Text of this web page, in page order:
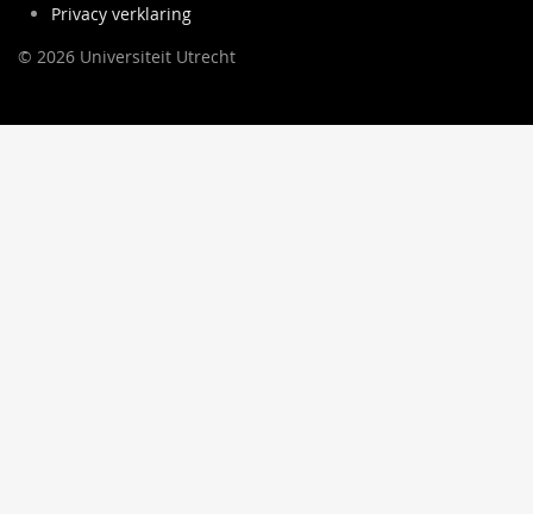
Privacy verklaring
© 2026 Universiteit Utrecht